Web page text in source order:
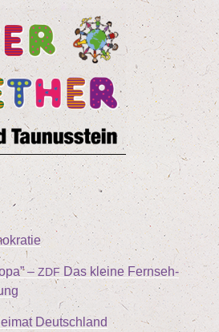
–ZDF Das klei­ne Fern­seh­
Deutschland